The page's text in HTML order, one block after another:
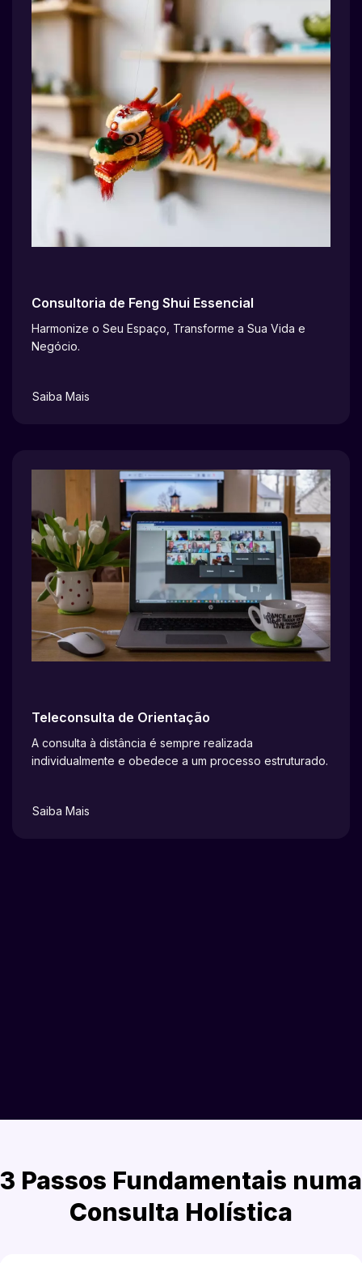
Consultoria de Feng Shui Essencial
Harmonize o Seu Espaço, Transforme a Sua Vida e
Negócio.
Saiba Mais
Teleconsulta de Orientação
A consulta à distância é sempre realizada
individualmente e obedece a um processo estruturado.
Saiba Mais
3 Passos Fundamentais numa
Consulta Holística